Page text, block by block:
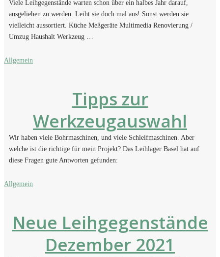
Viele Leihgegenstände warten schon über ein halbes Jahr darauf,
ausgeliehen zu werden. Leiht sie doch mal aus! Sonst werden sie
vielleicht aussortiert. Küche Meßgeräte Multimedia Renovierung /
Umzug Haushalt Werkzeug …
Allgemein
Tipps zur
Werkzeugauswahl
Wir haben viele Bohrmaschinen, und viele Schleifmaschinen. Aber
welche ist die richtige für mein Projekt? Das Leihlager Basel hat auf
diese Fragen gute Antworten gefunden:
Allgemein
Neue Leihgegenstände
Dezember 2021